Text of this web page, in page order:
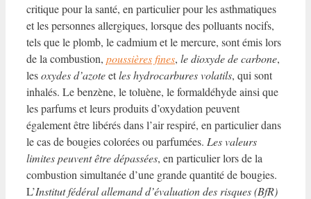
critique pour la santé, en particulier pour les asthmatiques
et les personnes allergiques, lorsque des polluants nocifs,
tels que le plomb, le cadmium et le mercure, sont émis lors
de la combustion, poussières fines, le dioxyde de carbone,
lesoxydes d’azoteetles hydrocarbures volatils, qui sont
inhalés. Le benzène, le toluène, leformaldéhydeainsi que
les parfumset leursproduits d’oxydation peuvent
également être libérés dans l’air respiré, en particulier dans
le cas de bougies colorées ou parfumées. Les valeurs
limites peuvent être dépassées, en particulier lors de la
combustion simultanée d’une grande quantité de bougies.
L’Institut fédéral allemand d’évaluation des risques (BfR)